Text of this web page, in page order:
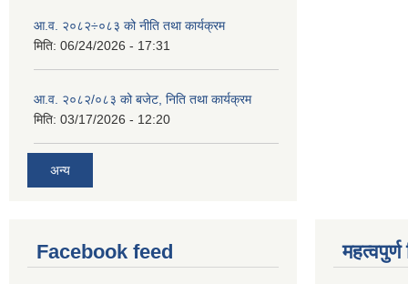
आ.व. २०८२÷०८३ को नीति तथा कार्यक्रम
मिति: 06/24/2026 - 17:31
आ.व. २०८२/०८३ को बजेट, निति तथा कार्यक्रम
मिति: 03/17/2026 - 12:20
अन्य
Facebook feed